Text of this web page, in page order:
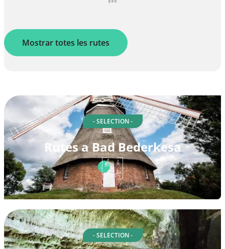
Mostrar totes les rutes
- SELECTION -
Rutes a Bad Bederkesa
- SELECTION -